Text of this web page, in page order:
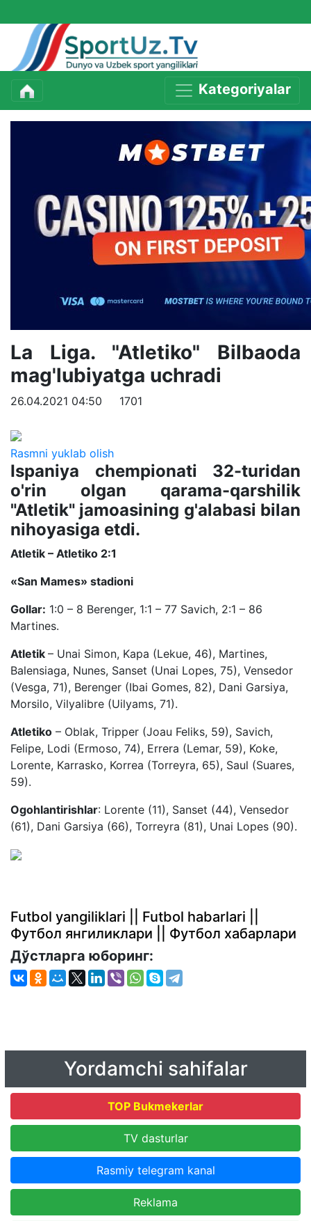
Kategoriyalar
La Liga. "Atletiko" Bilbaoda
mag'lubiyatga uchradi
26.04.2021 04:50 1701
Rasmni yuklab olish
Ispaniya chempionati 32-turidan
o'rin olgan qarama-qarshilik
"Atletik" jamoasining g'alabasi bilan
nihoyasiga etdi.
Atletik – Atletiko 2:1
«San Mames» stadioni
Gollar: 1:0 – 8 Berenger, 1:1 – 77 Savich, 2:1 – 86
Martines.
Atletik – Unai Simon, Kapa (Lekue, 46), Martines,
Balensiaga, Nunes, Sanset (Unai Lopes, 75), Vensedor
(Vesga, 71), Berenger (Ibai Gomes, 82), Dani Garsiya,
Morsilo, Vilyalibre (Uilyams, 71).
Atletiko – Oblak, Tripper (Joau Feliks, 59), Savich,
Felipe, Lodi (Ermoso, 74), Errera (Lemar, 59), Koke,
Lorente, Karrasko, Korrea (Torreyra, 65), Saul (Suares,
59).
Ogohlantirishlar: Lorente (11), Sanset (44), Vensedor
(61), Dani Garsiya (66), Torreyra (81), Unai Lopes (90).
Futbol yangiliklari || Futbol habarlari ||
Футбол янгиликлари || Футбол хабарлари
Дўстларга юборинг:
Yordamchi sahifalar
TOP Bukmekerlar
TV dasturlar
Rasmiy telegram kanal
Reklama